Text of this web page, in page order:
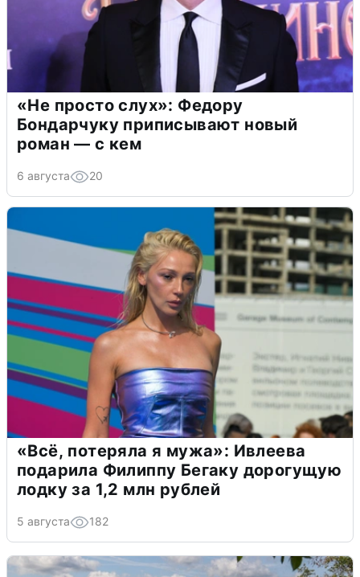
«Не просто слух»: Федору
Бондарчуку приписывают новый
роман — с кем
6 августа 20
«Всё, потеряла я мужа»: Ивлеева
подарила Филиппу Бегаку дорогущую
лодку за 1,2 млн рублей
5 августа 182